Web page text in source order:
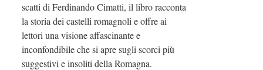
scatti di Ferdinando Cimatti, il libro racconta
la storia dei castelli romagnoli e offre ai
lettori una visione affascinante e
inconfondibile che si apre sugli scorci più
suggestivi e insoliti della Romagna.